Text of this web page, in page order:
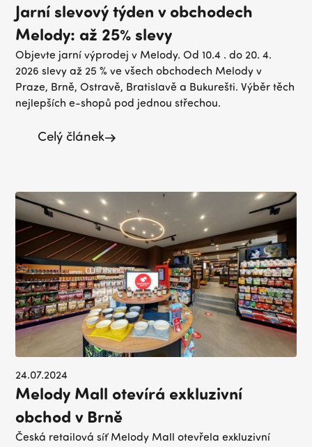
Jarní slevový týden v obchodech
Melody: až 25% slevy
Objevte jarní výprodej v Melody. Od 10.4 . do 20. 4.
2026 slevy až 25 % ve všech obchodech Melody v
Praze, Brně, Ostravě, Bratislavě a Bukurešti. Výběr těch
nejlepších e-shopů pod jednou střechou.
Celý článek
24.07.2024
Melody Mall otevírá exkluzivní
obchod v Brně
Česká retailová síť Melody Mall otevřela exkluzivní